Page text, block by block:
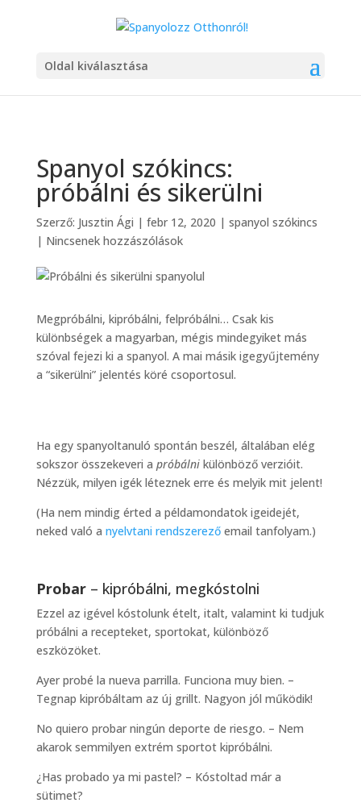
Oldal kiválasztása
Spanyol szókincs:
próbálni és sikerülni
Szerző: Jusztin Ági | febr 12, 2020 | spanyol szókincs
| Nincsenek hozzászólások
Megpróbálni, kipróbálni, felpróbálni… Csak kis
különbségek a magyarban, mégis mindegyiket más
szóval fejezi ki a spanyol. A mai másik igegyűjtemény
a “sikerülni” jelentés köré csoportosul.
Ha egy spanyoltanuló spontán beszél, általában elég
sokszor összekeveri a próbálnikülönböző verzióit.
Nézzük, milyen igék léteznek erre és melyik mit jelent!
(Ha nem mindig érted a példamondatok igeidejét,
neked való a nyelvtani rendszerezőemail tanfolyam.)
Probar – kipróbálni, megkóstolni
Ezzel az igével kóstolunk ételt, italt, valamint ki tudjuk
próbálni a recepteket, sportokat, különböző
eszközöket.
Ayer probé la nueva parrilla. Funciona muy bien. –
Tegnap kipróbáltam az új grillt. Nagyon jól működik!
No quiero probar ningún deporte de riesgo. – Nem
akarok semmilyen extrém sportot kipróbálni.
¿Has probado ya mi pastel? – Kóstoltad már a
sütimet?